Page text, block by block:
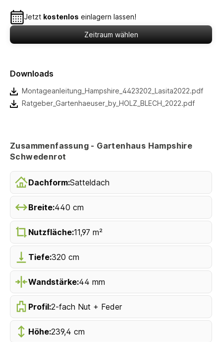
Jetzt kostenlos einlagern lassen!
Zeitraum wählen
Downloads
Montageanleitung_Hampshire_4423202_Lasita2022.pdf
Ratgeber_Gartenhaeuser_by_HOLZ_BLECH_2022.pdf
Zusammenfassung - Gartenhaus Hampshire
Schwedenrot
Dachform:Satteldach
Breite:440 cm
Nutzfläche:11,97 m²
Tiefe:320 cm
Wandstärke:44 mm
Profil:2-fach Nut + Feder
Höhe:239,4 cm